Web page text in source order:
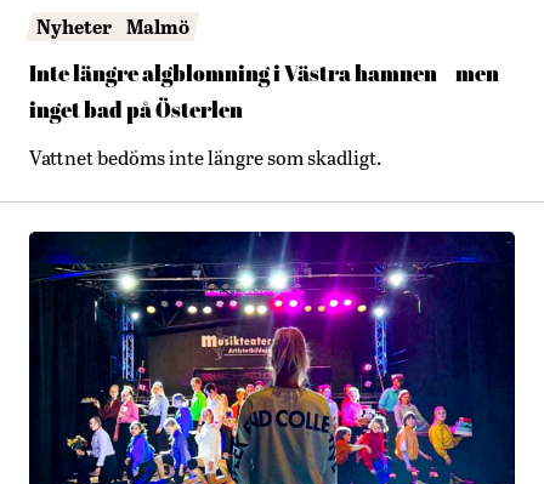
Nyheter Malmö
Inte längre algblomning i Västra hamnen – men
inget bad på Österlen
Vattnet bedöms inte längre som skadligt.